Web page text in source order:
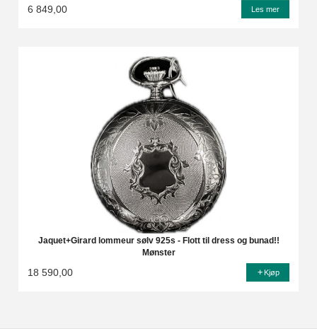
6 849,00 Les mer
Jaquet+Girard lommeur sølv 925s - Flott til dress og bunad!!
Mønster
18 590,00 Kjøp